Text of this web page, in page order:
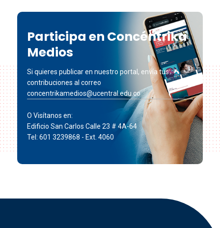
Participa en Concéntrika
Medios
Si quieres publicar en nuestro portal, envía tus
contribuciones al correo
concentrikamedios@ucentral.edu.co
O Visítanos en:
Edificio San Carlos Calle 23 # 4A-64
Tel: 601 3239868 - Ext. 4060